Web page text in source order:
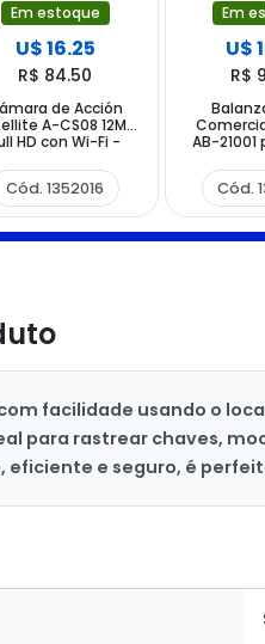
Em estoque
U$ 16.25
R$ 84.50
de Acción
A-CS08 12MP
HD con Wi-Fi -
Cód. 1352016
Em
U$
R$
AB-
Cód.
facilidade usando o
para rastrear chaves,
eficiente e seguro, é